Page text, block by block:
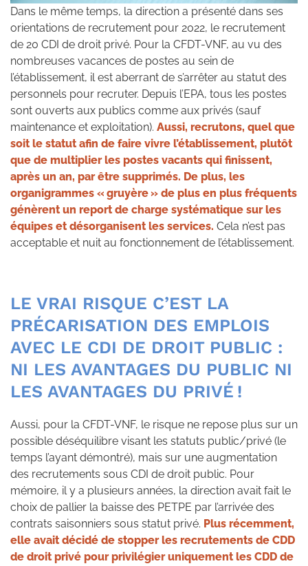
Dans le même temps, la direction a présenté dans ses
orientations de recrutement pour 2022, le recrutement
de 20 CDI de droit privé. Pour la CFDT-VNF, au vu des
nombreuses vacances de postes au sein de
l’établissement, il est aberrant de s’arrêter au statut des
personnels pour recruter. Depuis l’EPA, tous les postes
sont ouverts aux publics comme aux privés (sauf
maintenance et exploitation). Aussi, recrutons, quel que
soit le statut afin de faire vivre l’établissement, plutôt
que de multiplier les postes vacants qui finissent,
après un an, par être supprimés. De plus, les
organigrammes « gruyère » de plus en plus fréquents
génèrent un report de charge systématique sur les
équipes et désorganisent les services. Cela n’est pas
acceptable et nuit au fonctionnement de l’établissement.
LE VRAI RISQUE C’EST LA
PRÉCARISATION DES EMPLOIS
AVEC LE CDI DE DROIT PUBLIC :
NI LES AVANTAGES DU PUBLIC NI
LES AVANTAGES DU PRIVÉ !
Aussi, pour la CFDT-VNF, le risque ne repose plus sur un
possible déséquilibre visant les statuts public/privé (le
temps l’ayant démontré), mais sur une augmentation
des recrutements sous CDI de droit public. Pour
mémoire, il y a plusieurs années, la direction avait fait le
choix de pallier la baisse des PETPE par l’arrivée des
contrats saisonniers sous statut privé. Plus récemment,
elle avait décidé de stopper les recrutements de CDD
de droit privé pour privilégier uniquement les CDD de